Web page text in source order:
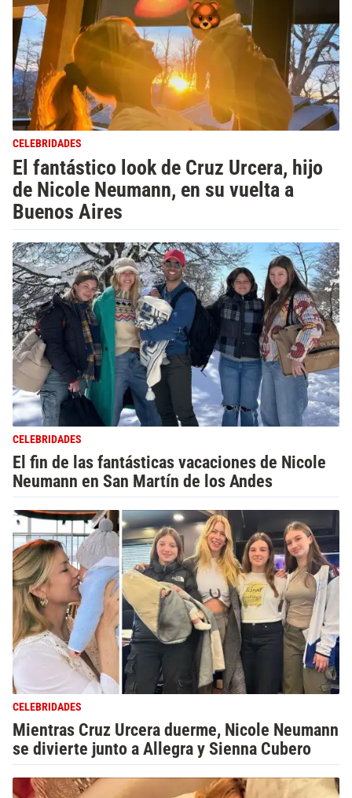
CELEBRIDADES
El fantástico look de Cruz Urcera, hijo
de Nicole Neumann, en su vuelta a
Buenos Aires
CELEBRIDADES
El fin de las fantásticas vacaciones de Nicole
Neumann en San Martín de los Andes
CELEBRIDADES
Mientras Cruz Urcera duerme, Nicole Neumann
se divierte junto a Allegra y Sienna Cubero